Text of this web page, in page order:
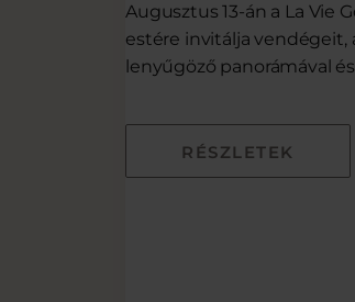
Augusztus 13-án a La
estére invitálja vendégeit,
lenyűgöző panorámával
RÉSZLETEK